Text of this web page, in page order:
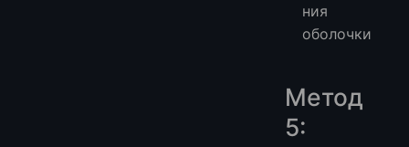
ния
оболочки
Метод
5: